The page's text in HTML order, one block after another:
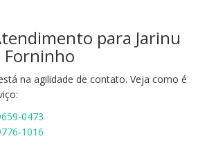
para Jarinu
Forninho
na agilidade de contato. Veja como é